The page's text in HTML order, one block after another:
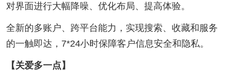
对界面进行大幅降噪、优化布局、提高体验。
全新的多账户、跨平台能力，实现搜索、收藏和服务
的一触即达，7*24小时保障客户信息安全和隐私。
【关爱多一点】